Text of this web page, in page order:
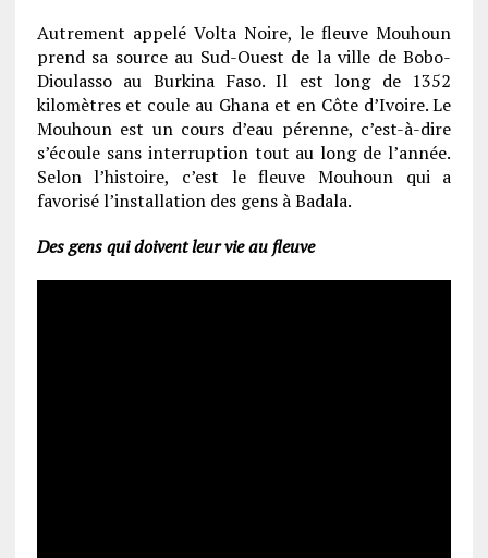
Autrement appelé Volta Noire, le fleuve Mouhoun
prend sa source au Sud-Ouest de la ville de Bobo-
Dioulasso au Burkina Faso. Il est long de 1352
kilomètres et coule au Ghana et en Côte d’Ivoire. Le
Mouhoun est un cours d’eau pérenne, c’est-à-dire
s’écoule sans interruption tout au long de l’année.
Selon l’histoire, c’est le fleuve Mouhoun qui a
favorisé l’installation des gens à Badala.
Des gens qui doivent leur vie au fleuve